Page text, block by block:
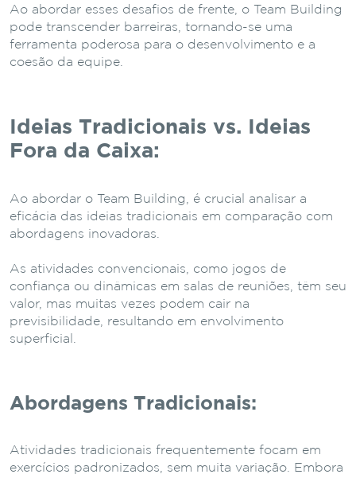
Ao abordar esses desafios de frente, o Team Building
pode transcender barreiras, tornando-se uma
ferramenta poderosa para o desenvolvimento e a
coesão da equipe.
Ideias Tradicionais vs. Ideias
Fora da Caixa:
Ao abordar o Team Building, é crucial analisar a
eficácia das ideias tradicionais em comparação com
abordagens inovadoras.
As atividades convencionais, como jogos de
confiança ou dinâmicas em salas de reuniões, têm seu
valor, mas muitas vezes podem cair na
previsibilidade, resultando em envolvimento
superficial.
Abordagens Tradicionais:
Atividades tradicionais frequentemente focam em
exercícios padronizados, sem muita variação. Embora